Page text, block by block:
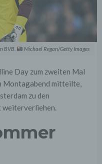
BVB. Michael Regan/Getty Images
Day zum zweiten Mal
Montagabend mitteilte,
zu den
weiterverliehen.